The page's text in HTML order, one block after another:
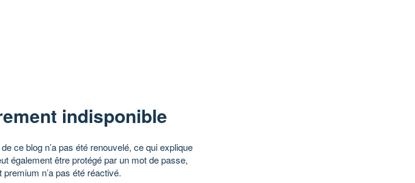
indisponible
ce blog n’a pas été renouvelé, ce qui explique
également être protégé par un mot de passe,
n’a pas été réactivé.